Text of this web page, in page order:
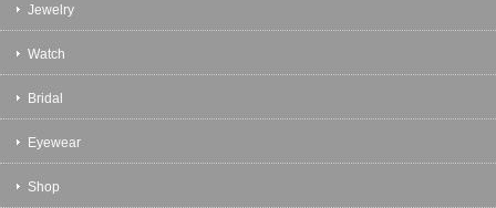
Jewelry
Watch
Bridal
Eyewear
Shop